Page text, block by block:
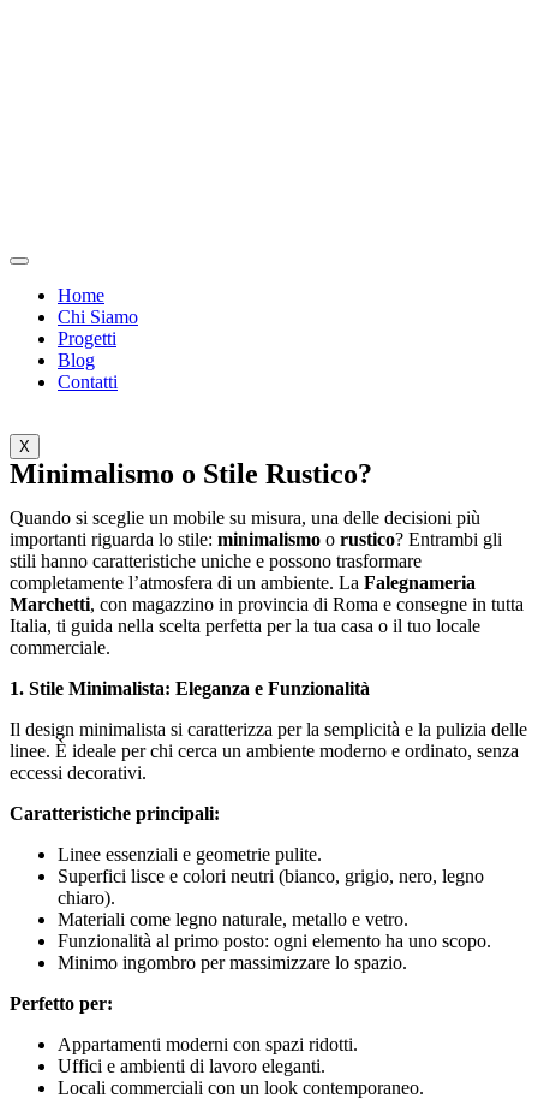
Home
Chi Siamo
Progetti
Blog
Contatti
X
Minimalismo o Stile Rustico?
Quando si sceglie un mobile su misura, una delle decisioni più
importanti riguarda lo stile: minimalismo o rustico? Entrambi gli
stili hanno caratteristiche uniche e possono trasformare
completamente l’atmosfera di un ambiente. La Falegnameria
Marchetti, con magazzino in provincia di Roma e consegne in tutta
Italia, ti guida nella scelta perfetta per la tua casa o il tuo locale
commerciale.
1. Stile Minimalista: Eleganza e Funzionalità
Il design minimalista si caratterizza per la semplicità e la pulizia delle
linee. È ideale per chi cerca un ambiente moderno e ordinato, senza
eccessi decorativi.
Caratteristiche principali:
Linee essenziali e geometrie pulite.
Superfici lisce e colori neutri (bianco, grigio, nero, legno
chiaro).
Materiali come legno naturale, metallo e vetro.
Funzionalità al primo posto: ogni elemento ha uno scopo.
Minimo ingombro per massimizzare lo spazio.
Perfetto per:
Appartamenti moderni con spazi ridotti.
Uffici e ambienti di lavoro eleganti.
Locali commerciali con un look contemporaneo.